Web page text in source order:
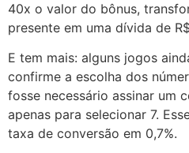
40x o valor do bônus,
presente em uma dívida de
E tem mais: alguns jogos
confirme a escolha dos
fosse necessário assinar um
apenas para selecionar 7.
taxa de conversão em 0,7%.